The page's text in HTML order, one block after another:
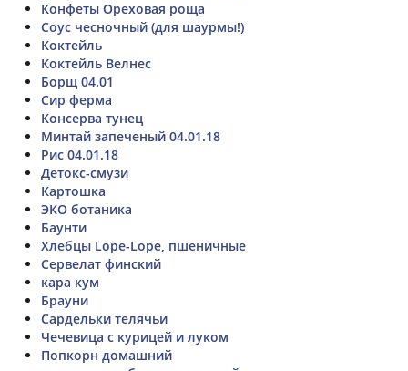
Конфеты Ореховая роща
Соус чесночный (для шаурмы!)
Коктейль
Коктейль Велнес
Борщ 04.01
Сир ферма
Консерва тунец
Минтай запеченый 04.01.18
Рис 04.01.18
Детокс-смузи
Картошка
ЭКО ботаника
Баунти
Хлебцы Lope-Lope, пшеничные
Сервелат финский
кара кум
Брауни
Сардельки телячьи
Чечевица с курицей и луком
Попкорн домашний